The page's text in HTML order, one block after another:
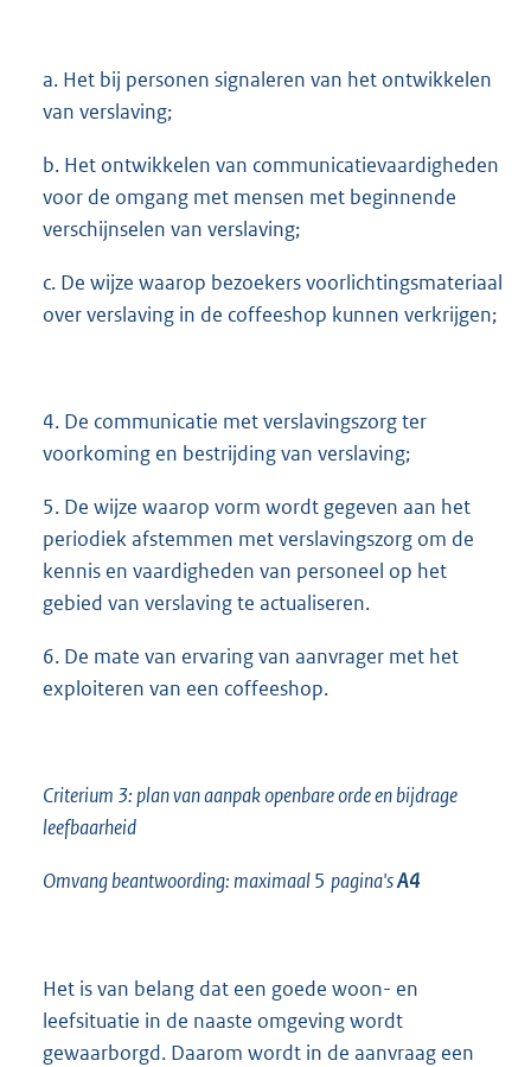
a. Het bij personen signaleren van het ontwikkelen
van verslaving;
b. Het ontwikkelen van communicatievaardigheden
voor de omgang met mensen met beginnende
verschijnselen van verslaving;
c. De wijze waarop bezoekers voorlichtingsmateriaal
over verslaving in de coffeeshop kunnen verkrijgen;
4. De communicatie met verslavingszorg ter
voorkoming en bestrijding van verslaving;
5. De wijze waarop vorm wordt gegeven aan het
periodiek afstemmen met verslavingszorg om de
kennis en vaardigheden van personeel op het
gebied van verslaving te actualiseren.
6. De mate van ervaring van aanvrager met het
exploiteren van een coffeeshop.
Criterium 3: plan van aanpak openbare orde en bijdrage
leefbaarheid
Omvang beantwoording: maximaal5 pagina'sA4
Het is van belang dat een goede woon- en
leefsituatie in de naaste omgeving wordt
gewaarborgd. Daarom wordt in de aanvraag een